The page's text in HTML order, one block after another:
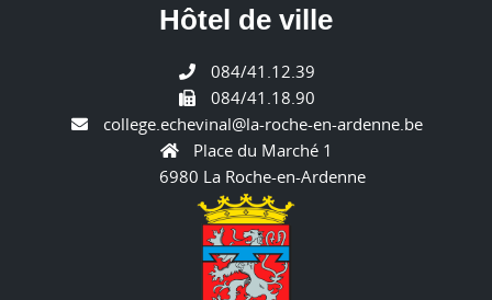
Hôtel de ville
084/41.12.39
084/41.18.90
college.echevinal@la-roche-en-ardenne.be
Place du Marché 1
6980 La Roche-en-Ardenne